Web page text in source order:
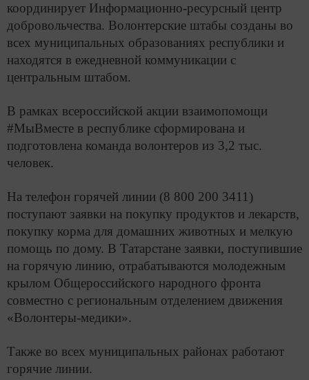
координирует Информационно-ресурсный центр
добровольчества. Волонтерские штабы созданы во
всех муниципальных образованиях республики и
находятся в ежедневной коммуникации с
центральным штабом.
В рамках всероссийской акции взаимопомощи
#МыВместе в республике сформирована и
подготовлена команда волонтеров из 3,2 тыс.
человек.
На телефон горячей линии (8 800 200 3411)
поступают заявки на покупку продуктов и лекарств,
покупку корма для домашних животных и мелкую
помощь по дому. В Татарстане заявки, поступившие
на горячую линию, отрабатываются молодежным
крылом Общероссийского народного фронта
совместно с региональным отделением движения
«Волонтеры-медики».
Также во всех муниципальных районах работают
горячие линии.